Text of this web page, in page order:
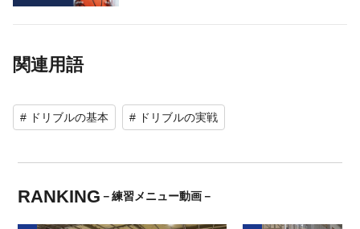
関連用語
# ドリブルの基本 # ドリブルの実戦
RANKING －練習メニュー動画－